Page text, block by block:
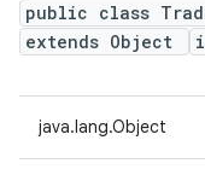
public class
extends Object
java.lang.Object